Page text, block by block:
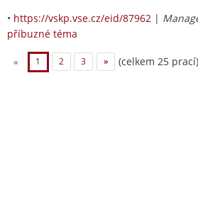
• https://vskp.vse.cz/eid/87962 |
příbuzné téma
« 1 2 3 » (celkem 25 prací)